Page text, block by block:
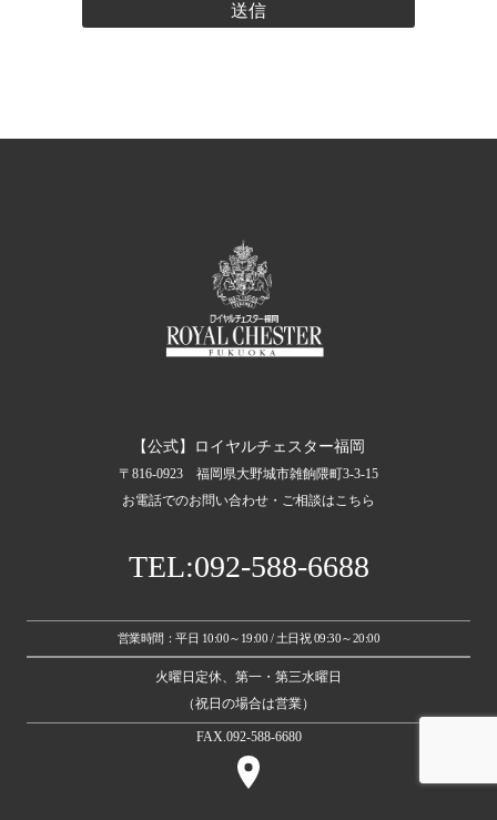
【公式】ロイヤルチェスター福岡
〒816-0923 福岡県大野城市雑餉隈町3-3-15
お電話でのお問い合わせ・ご相談はこちら
TEL:092-588-6688
営業時間：平日 10:00～19:00 / 土日祝 09:30～20:00
火曜日定休、第一・第三水曜日
（祝日の場合は営業）
FAX.092-588-6680